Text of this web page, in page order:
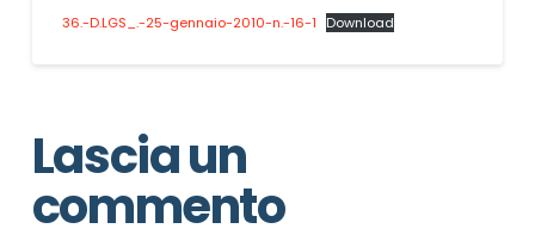
36.-D.LGS_.-25-gennaio-2010-n.-16-1 Download
Lascia un
commento